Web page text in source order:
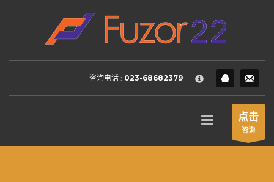
HOW TO SHOP
Login or create new account.
2 Review your order.
FREEshipment
If you still have problems, please let us know, by sending an
SHOWROOM HOURS
咨询电话 : 023-68682379
点击
咨询